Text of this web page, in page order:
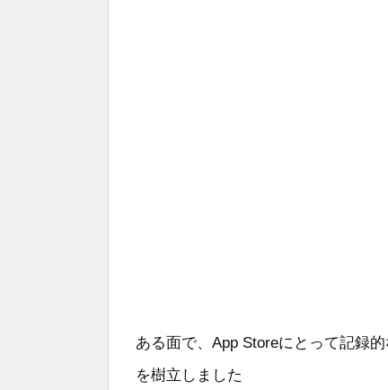
ある面で、App Storeにとって記録
を樹立しました